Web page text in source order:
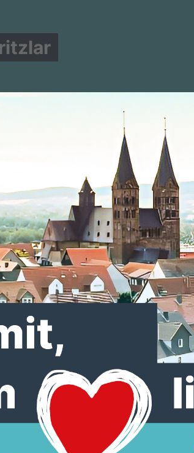
UNSERE AGENDA
von 119 Stimmen wurde Anna-Maria
für die CDU im Wahlkreis
sind Vertreter aus den 37
des Wahlkreises, der sich von
erstreckt, zu einem Parteitag in
Nach einer
wurde die Fritzlarerin mit einem
anstehenden Wahlkampf geschickt.
zum Deutschen Bundestag soll als
am 23. Februar 2025 stattfinden.